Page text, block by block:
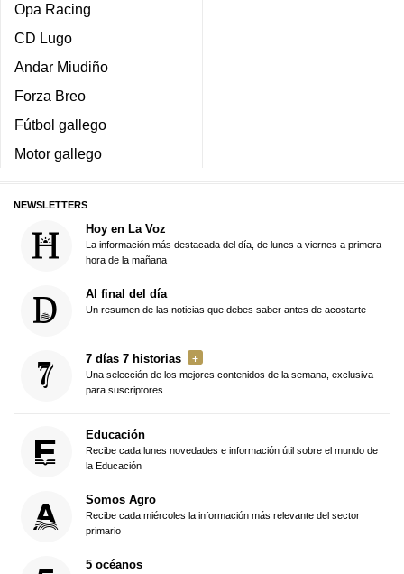
Opa Racing
CD Lugo
Andar Miudiño
Forza Breo
Fútbol gallego
Motor gallego
NEWSLETTERS
Hoy en La Voz
La información más destacada del día, de lunes a viernes a primera
hora de la mañana
Al final del día
Un resumen de las noticias que debes saber antes de acostarte
7 días 7 historias
Una selección de los mejores contenidos de la semana, exclusiva
para suscriptores
Educación
Recibe cada lunes novedades e información útil sobre el mundo de
la Educación
Somos Agro
Recibe cada miércoles la información más relevante del sector
primario
5 océanos